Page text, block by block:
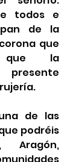
todos e
de la
que
que la
de las
podréis
Aragón,